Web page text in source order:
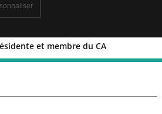
et membre du CA
: Muriel Preux